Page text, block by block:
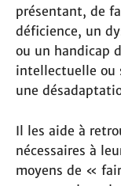
présentant, de
déficience, un
ou un handicap
intellectuelle ou
une
Il les aide à
nécessaires à
moyens de «